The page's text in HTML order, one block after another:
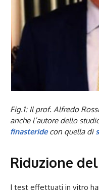
Fig.1: Il prof. Alfredo
anche l’autore dello
finasteride con quella di
Riduzione
I test effettuati in vitro